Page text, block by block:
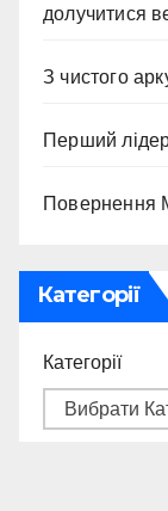
долучитися
З чистого
Перший
Повернення
Категорії
Категорії